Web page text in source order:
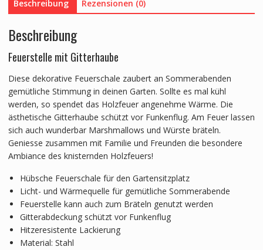
Beschreibung Rezensionen (0)
Beschreibung
Feuerstelle mit Gitterhaube
Diese dekorative Feuerschale zaubert an Sommerabenden
gemütliche Stimmung in deinen Garten. Sollte es mal kühl
werden, so spendet das Holzfeuer angenehme Wärme. Die
ästhetische Gitterhaube schützt vor Funkenflug. Am Feuer lassen
sich auch wunderbar Marshmallows und Würste bräteln.
Geniesse zusammen mit Familie und Freunden die besondere
Ambiance des knisternden Holzfeuers!
Hübsche Feuerschale für den Gartensitzplatz
Licht- und Wärmequelle für gemütliche Sommerabende
Feuerstelle kann auch zum Bräteln genutzt werden
Gitterabdeckung schützt vor Funkenflug
Hitzeresistente Lackierung
Material: Stahl